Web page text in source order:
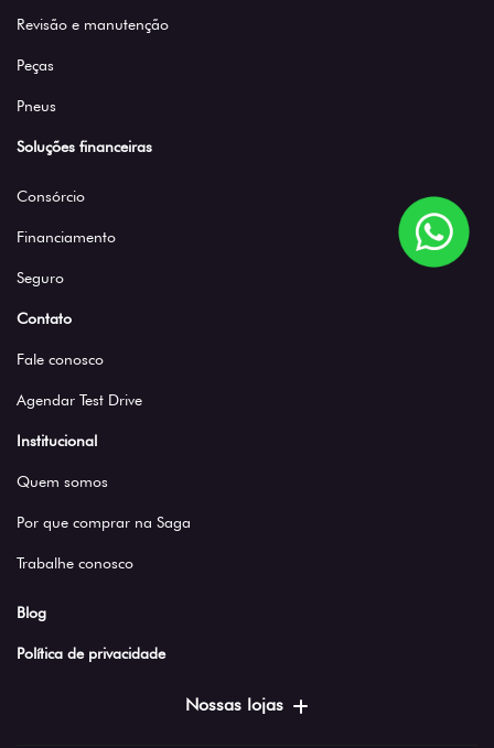
Revisão e manutenção
Peças
Pneus
Soluções financeiras
Consórcio
Financiamento
Seguro
Contato
Fale conosco
Agendar Test Drive
Institucional
Quem somos
Por que comprar na Saga
Trabalhe conosco
Blog
Política de privacidade
Nossas lojas